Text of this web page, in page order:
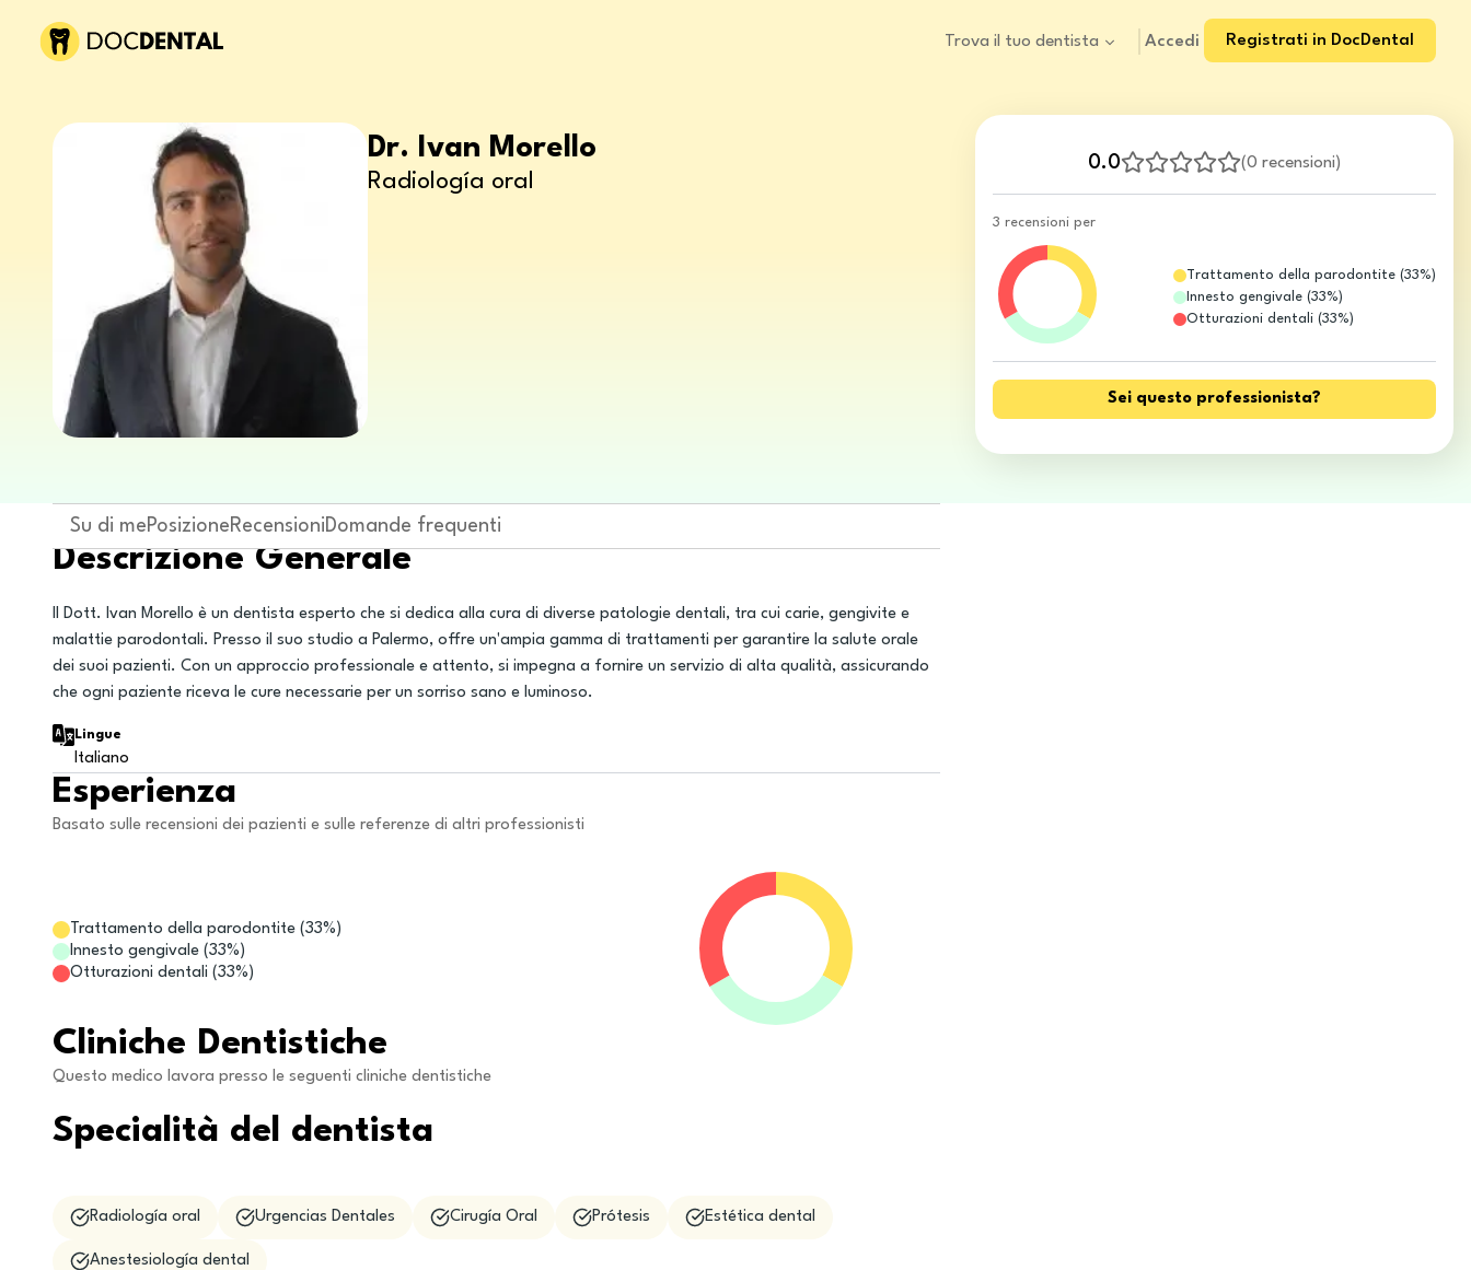
Trova il tuo dentista Accedi Registrati in DocDental
0.0 (0 recensioni)
3 recensioni per
Trattamento della parodontite(33%)
Innesto gengivale(33%)
Otturazioni dentali(33%)
Sei questo professionista?
Dr. Ivan Morello
Radiología oral
Su di mePosizioneRecensioniDomande frequenti
Descrizione Generale
Il Dott. Ivan Morello è un dentista esperto che si dedica alla cura di diverse patologie dentali, tra cui carie, gengivite e
malattie parodontali. Presso il suo studio a Palermo, offre un'ampia gamma di trattamenti per garantire la salute orale
dei suoi pazienti. Con un approccio professionale e attento, si impegna a fornire un servizio di alta qualità, assicurando
che ogni paziente riceva le cure necessarie per un sorriso sano e luminoso.
Lingue
Italiano
Esperienza
Basato sulle recensioni dei pazienti e sulle referenze di altri professionisti
Trattamento della parodontite (33%)
Innesto gengivale (33%)
Otturazioni dentali (33%)
Cliniche Dentistiche
Questo medico lavora presso le seguenti cliniche dentistiche
Specialità del dentista
Radiología oral Urgencias Dentales Cirugía Oral Prótesis Estética dental
Anestesiología dental